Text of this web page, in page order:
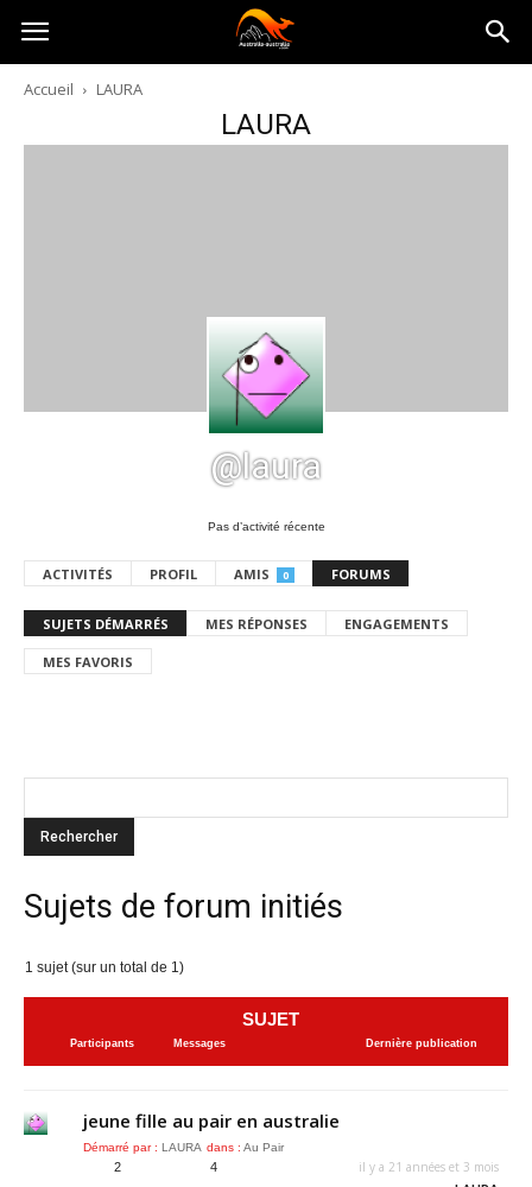
Australia-
australie.com
Accueil LAURA
LAURA
@laura
Pas d’activité récente
ACTIVITÉS PROFIL AMIS 0 FORUMS
SUJETS DÉMARRÉS MES RÉPONSES ENGAGEMENTS
MES FAVORIS
Sujets de forum initiés
1 sujet (sur un total de 1)
SUJET
Participants Messages Dernière publication
jeune fille au pair en australie
Démarré par : LAURA dans : Au Pair
2 4 il y a 21 années et 3 mois